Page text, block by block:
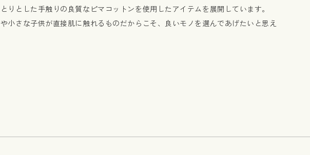
とした手触りの良質なピマコットンを使用したアイテムを展開しています。
さな子供が直接肌に触れるものだからこそ、良いモノを選んであげたいと思え